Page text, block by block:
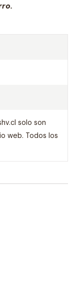
solo son
web. Todos los